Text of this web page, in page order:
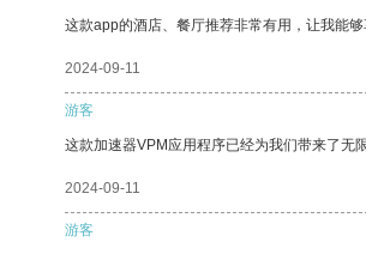
这款app的酒店、餐厅推荐非常有用，让我能够
2024-09-11
游客
这款加速器VPM应用程序已经为我们带来了无
2024-09-11
游客